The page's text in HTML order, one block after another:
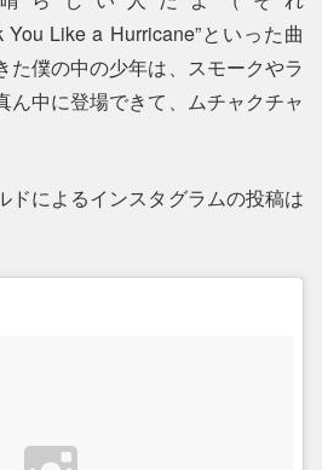
You Like a Hurricane”といった曲
た僕の中の少年は、スモークやラ
ん中に登場できて、ムチャクチャ
ドによるインスタグラムの投稿は